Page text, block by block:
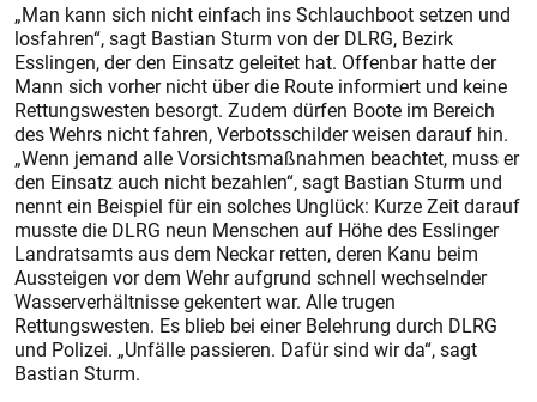
„Man kann sich nicht einfach ins Schlauchboot setzen und
losfahren“, sagt Bastian Sturm von der DLRG, Bezirk
Esslingen, der den Einsatz geleitet hat. Offenbar hatte der
Mann sich vorher nicht über die Route informiert und keine
Rettungswesten besorgt. Zudem dürfen Boote im Bereich
des Wehrs nicht fahren, Verbotsschilder weisen darauf hin.
„Wenn jemand alle Vorsichtsmaßnahmen beachtet, muss er
den Einsatz auch nicht bezahlen“, sagt Bastian Sturm und
nennt ein Beispiel für ein solches Unglück: Kurze Zeit darauf
musste die DLRG neun Menschen auf Höhe des Esslinger
Landratsamts aus dem Ne­ckar retten, deren Kanu beim
Aussteigen vor dem Wehr aufgrund schnell wechselnder
Wasserverhältnisse gekentert war. Alle trugen
Rettungswesten. Es blieb bei einer Belehrung durch DLRG
und Polizei. „Unfälle passieren. Dafür sind wir da“, sagt
Bastian Sturm.